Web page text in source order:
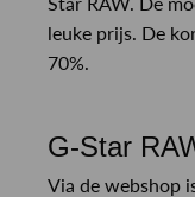
leuke prijs. De
70%.
G-Star
Via de webshop